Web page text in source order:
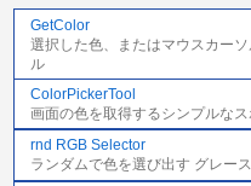
GetColor
選択した色、またはマウスカー
ル
ColorPickerTool
画面の色を取得するシンプルな
rnd RGB Selector
ランダムで色を選び出す グレー